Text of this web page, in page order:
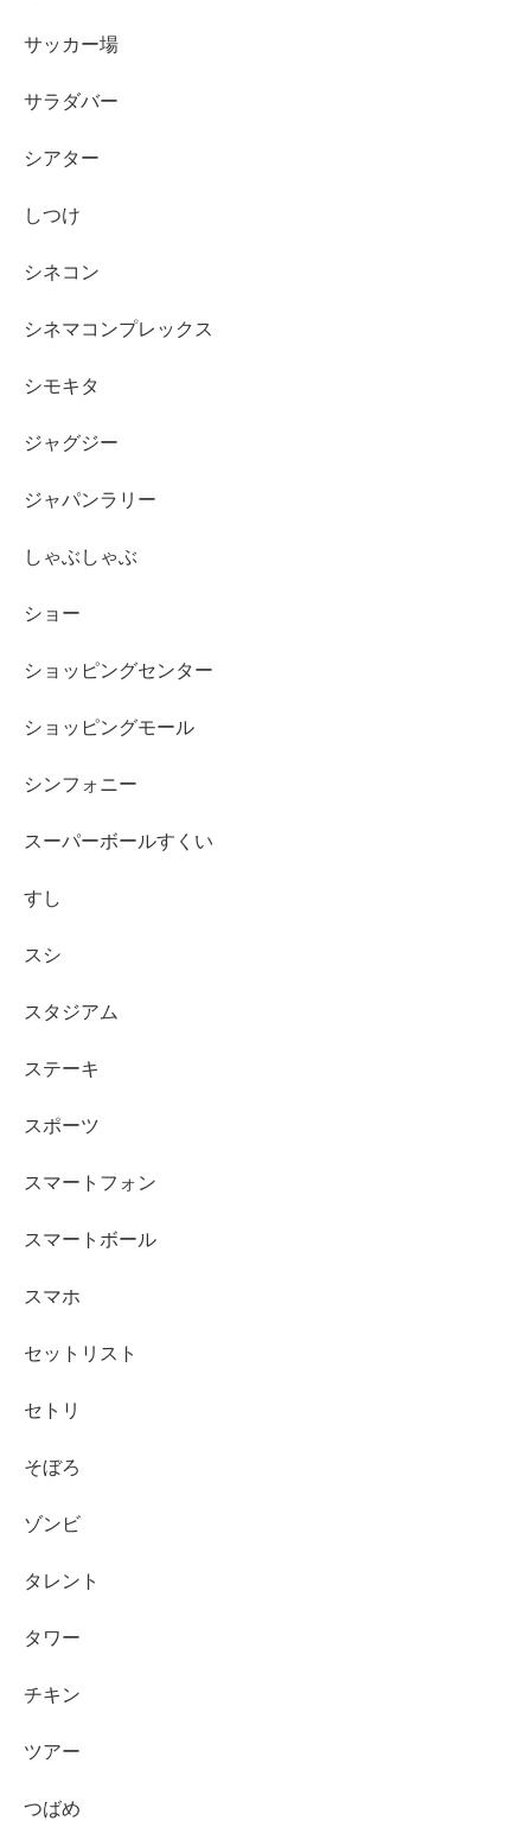
サッカー場
サラダバー
シアター
しつけ
シネコン
シネマコンプレックス
シモキタ
ジャグジー
ジャパンラリー
しゃぶしゃぶ
ショー
ショッピングセンター
ショッピングモール
シンフォニー
スーパーボールすくい
すし
スシ
スタジアム
ステーキ
スポーツ
スマートフォン
スマートボール
スマホ
セットリスト
セトリ
そぼろ
ゾンビ
タレント
タワー
チキン
ツアー
つばめ